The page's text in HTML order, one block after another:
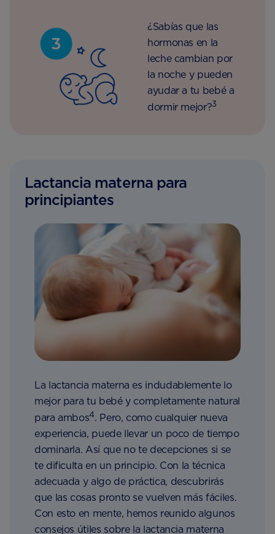
¿Sabías que las
hormonas en la
leche cambian por
la noche y pueden
ayudar a tu bebé a
dormir mejor?3
Lactancia materna para
principiantes
La lactancia materna es indudablemente lo
mejor para tu bebé y completamente natural
para ambos4. Pero, como cualquier nueva
experiencia, puede llevar un poco de tiempo
dominarla. Así que no te decepciones si se
te dificulta en un principio. Con la técnica
adecuada y algo de práctica, descubrirás
que las cosas pronto se vuelven más fáciles.
Con esto en mente, hemos reunido algunos
consejos útiles sobre la lactancia materna